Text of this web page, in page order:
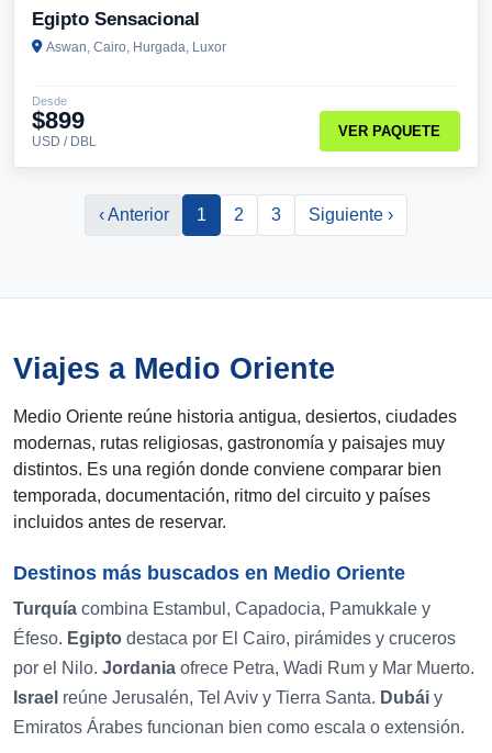
Egipto Sensacional
Aswan, Cairo, Hurgada, Luxor
Desde
$899
USD / DBL
VER PAQUETE
‹ Anterior 1 2 3 Siguiente ›
Viajes a Medio Oriente
Medio Oriente reúne historia antigua, desiertos, ciudades
modernas, rutas religiosas, gastronomía y paisajes muy
distintos. Es una región donde conviene comparar bien
temporada, documentación, ritmo del circuito y países
incluidos antes de reservar.
Destinos más buscados en Medio Oriente
Turquía combina Estambul, Capadocia, Pamukkale y
Éfeso. Egipto destaca por El Cairo, pirámides y cruceros
por el Nilo. Jordania ofrece Petra, Wadi Rum y Mar Muerto.
Israel reúne Jerusalén, Tel Aviv y Tierra Santa. Dubái y
Emiratos Árabes funcionan bien como escala o extensión.